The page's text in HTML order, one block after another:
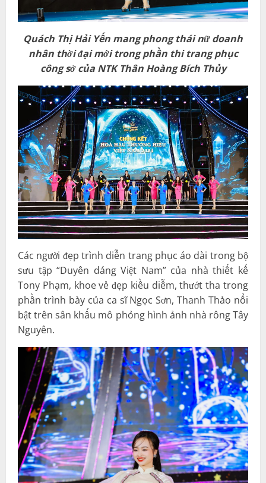
Quách Thị Hải Yến mang phong thái nữ doanh
nhân thời đại mớitrong phần thi trang phục
công sở của NTK Thân Hoàng Bích Thủy
Các người đẹp trình diễn trang phục áo dài trong bộ
sưu tập “Duyên dáng Việt Nam” của nhà thiết kế
Tony Phạm, khoe vẻ đẹp kiều diễm, thướt tha trong
phần trình bày của ca sĩ Ngọc Sơn, Thanh Thảo nổi
bật trên sân khấu mô phỏng hình ảnh nhà rông Tây
Nguyên.